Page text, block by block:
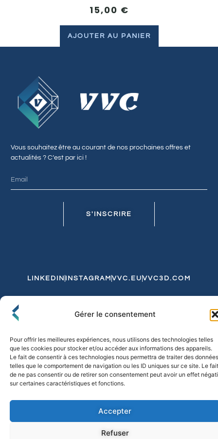
Gérer le consentement
Pour offrir les meilleures expériences, nous utilisons des technologies telles
que les cookies pour stocker et/ou accéder aux informations des appareils.
Le fait de consentir à ces technologies nous permettra de traiter des données
telles que le comportement de navigation ou les ID uniques sur ce site. Le fait
de ne pas consentir ou de retirer son consentement peut avoir un effet
sur certaines caractéristiques et fonctions.
Accepter
Refuser
15,00 €
AJOUTER AU PANIER
Vous souhaitez être au courant de nos prochaines offres et
actualités ? C’est par ici !
S'INSCRIRE
LINKEDIN INSTAGRAM VVC.EU VVC3D.COM
Politique de Confidentialité et de CookiesExpédition et Livraison
© 2026 FLO & CO. All Rights Reserved